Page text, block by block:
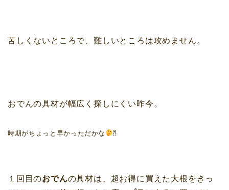
苦しくないところで、難しいところは攻めません。
おでんの具材が幅広く探しにくい昨今。
時期がちょっと早かっただかな ⁇
１回目のおでんの具材は、超お得に買えた大根をきっ